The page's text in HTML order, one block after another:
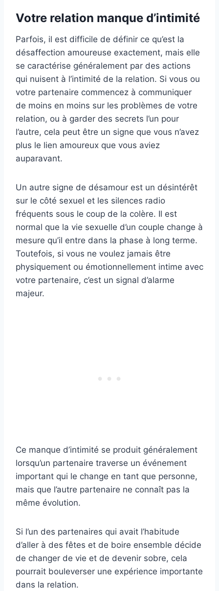
Votre relation manque d’intimité
Parfois, il est difficile de définir ce qu’est la
désaffection amoureuse exactement, mais elle
se caractérise généralement par des actions
qui nuisent à l’intimité de la relation. Si vous ou
votre partenaire commencez à communiquer
de moins en moins sur les problèmes de votre
relation, ou à garder des secrets l’un pour
l’autre, cela peut être un signe que vous n’avez
plus le lien amoureux que vous aviez
auparavant.
Un autre signe de désamour est un désintérêt
sur le côté sexuel et les silences radio
fréquents sous le coup de la colère. Il est
normal que la vie sexuelle d’un couple change à
mesure qu’il entre dans la phase à long terme.
Toutefois, si vous ne voulez jamais être
physiquement ou émotionnellement intime avec
votre partenaire, c’est un signal d’alarme
majeur.
Ce manque d’intimité se produit généralement
lorsqu’un partenaire traverse un événement
important qui le change en tant que personne,
mais que l’autre partenaire ne connaît pas la
même évolution.
Si l’un des partenaires qui avait l’habitude
d’aller à des fêtes et de boire ensemble décide
de changer de vie et de devenir sobre, cela
pourrait bouleverser une expérience importante
dans la relation.